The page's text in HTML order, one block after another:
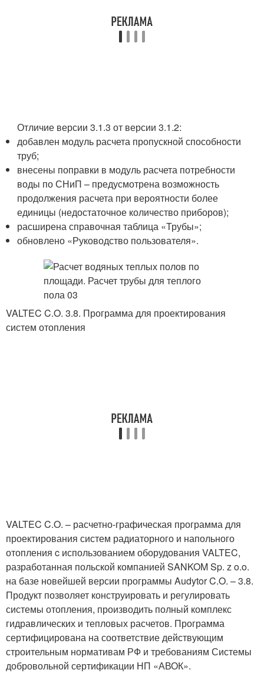
Отличие версии 3.1.3 от версии 3.1.2:
добавлен модуль расчета пропускной способности
труб;
внесены поправки в модуль расчета потребности
воды по СНиП – предусмотрена возможность
продолжения расчета при вероятности более
единицы (недостаточное количество приборов);
расширена справочная таблица «Трубы»;
обновлено «Руководство пользователя».
VALTEC C.O. 3.8. Программа для проектирования
систем отопления
VALTEC C.O. – расчетно-графическая программа для
проектирования систем радиаторного и напольного
отопления c использованием оборудования VALTEC,
разработанная польской компанией SANKOM Sp. z o.o.
на базе новейшей версии программы Audytor C.O. – 3.8.
Продукт позволяет конструировать и регулировать
системы отопления, производить полный комплекс
гидравлических и тепловых расчетов. Программа
сертифицирована на соответствие действующим
строительным нормативам РФ и требованиям Системы
добровольной сертификации НП «АВОК».